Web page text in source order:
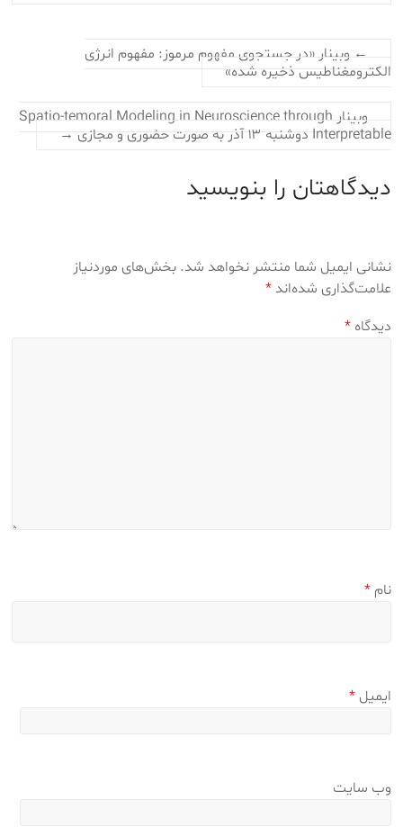
← وبینار «در جستجوی مفهوم مرموز: مفهوم انرژی
الکترومغناطیس ذخیره شده»
وبینار Spatio-temoral Modeling in Neuroscience through
Interpretable دوشنبه ۱۳ آذر به صورت حضوری و مجازی‎
→
دیدگاهتان را بنویسید
نشانی ایمیل شما منتشر نخواهد شد. بخش‌های موردنیاز
علامت‌گذاری شده‌اند*
دیدگاه*
نام*
ایمیل*
وب‌ سایت